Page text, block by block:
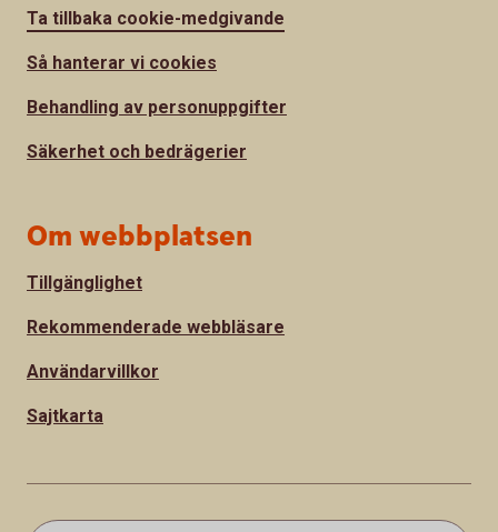
Ta tillbaka cookie-medgivande
Så hanterar vi cookies
Behandling av personuppgifter
Säkerhet och bedrägerier
Om webbplatsen
Tillgänglighet
Rekommenderade webbläsare
Användarvillkor
Sajtkarta